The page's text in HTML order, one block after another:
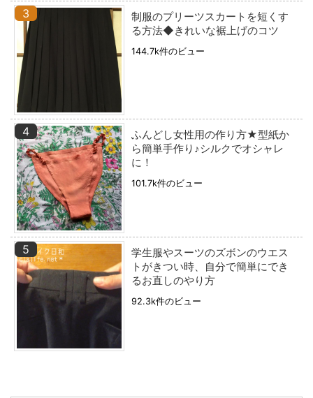
制服のプリーツスカートを短くす
る方法◆きれいな裾上げのコツ
144.7k件のビュー
ふんどし女性用の作り方★型紙か
ら簡単手作り♪シルクでオシャレ
に！
101.7k件のビュー
学生服やスーツのズボンのウエス
トがきつい時、自分で簡単にでき
るお直しのやり方
92.3k件のビュー